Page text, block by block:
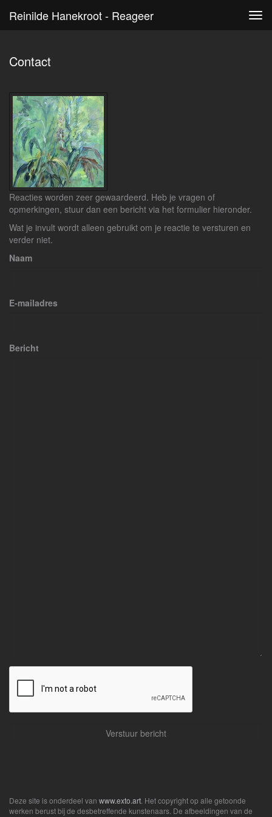
Reinilde Hanekroot - Reageer
Contact
Reacties worden zeer gewaardeerd. Heb je vragen of
opmerkingen, stuur dan een bericht via het formulier hieronder.
Wat je invult wordt alleen gebruikt om je reactie te versturen en
verder niet.
Naam
E-mailadres
Bericht
Deze site is onderdeel van www.exto.art . Het copyright op alle getoonde
werken berust bij de desbetreffende kunstenaars. De afbeeldingen van de